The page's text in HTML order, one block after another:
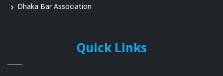
Dhaka Bar Association
Quick Links